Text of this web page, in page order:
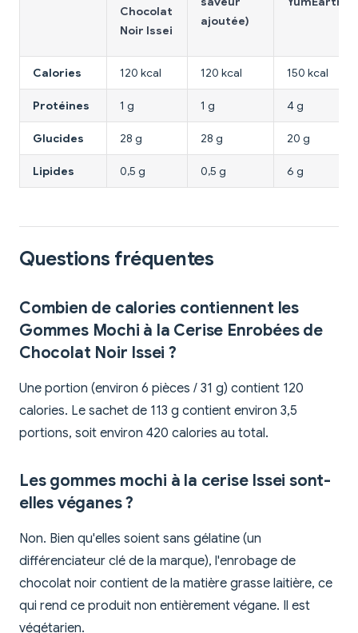
Chocolat
Noir Issei
ajoutée)
Calories 120 kcal 120 kcal 150 kcal
Protéines 1 g 1 g 4 g
Glucides 28 g 28 g 20 g
Lipides 0,5 g 0,5 g 6 g
Questions fréquentes
Combien de calories contiennent les
Gommes Mochi à la Cerise Enrobées de
Chocolat Noir Issei ?
Une portion (environ 6 pièces / 31 g) contient 120
calories. Le sachet de 113 g contient environ 3,5
portions, soit environ 420 calories au total.
Les gommes mochi à la cerise Issei sont-
elles véganes ?
Non. Bien qu'elles soient sans gélatine (un
différenciateur clé de la marque), l'enrobage de
chocolat noir contient de la matière grasse laitière, ce
qui rend ce produit non entièrement végane. Il est
végétarien.